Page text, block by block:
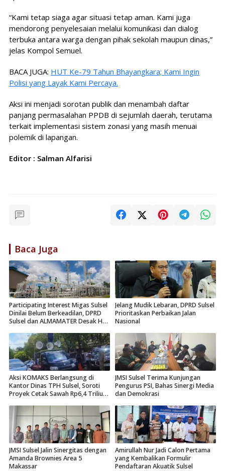
“Kami tetap siaga agar situasi tetap aman. Kami juga
mendorong penyelesaian melalui komunikasi dan dialog
terbuka antara warga dengan pihak sekolah maupun dinas,”
jelas Kompol Semuel.
BACA JUGA: HUT Ke-79 Tahun Bhayangkara; Kami Ingin
Polisi yang Layak Kami Percaya.
Aksi ini menjadi sorotan publik dan menambah daftar
panjang permasalahan PPDB di sejumlah daerah, terutama
terkait implementasi sistem zonasi yang masih menuai
polemik di lapangan.
Editor : Salman Alfarisi
Baca Juga
Participating Interest Migas Sulsel
Dinilai Belum Berkeadilan, DPRD
Sulsel dan ALMAMATER Desak Hak
Jelang Mudik Lebaran, DPRD Sulsel
Prioritaskan Perbaikan Jalan
Nasional
Aksi KOMAKS Berlangsung di
Kantor Dinas TPH Sulsel, Soroti
Proyek Cetak Sawah Rp6,4 Triliun
JMSI Sulsel Terima Kunjungan
Pengurus PSI, Bahas Sinergi Media
dan Demokrasi
JMSI Sulsel Jalin Sinergitas dengan
Amanda Brownies Area 5
Makassar
Amirullah Nur Jadi Calon Pertama
yang Kembalikan Formulir
Pendaftaran Akuatik Sulsel